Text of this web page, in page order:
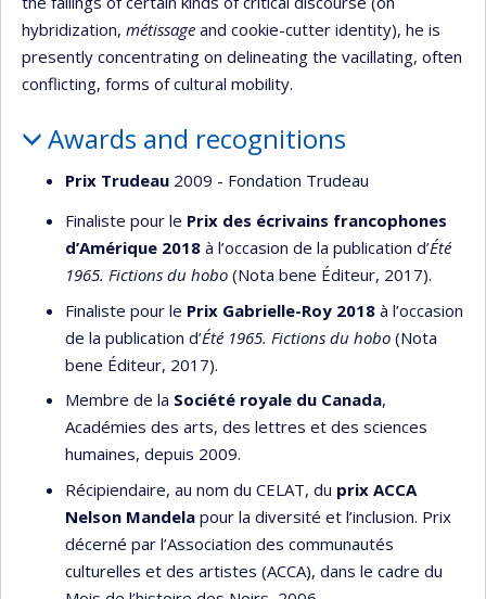
hybridization, métissage and cookie-cutter identity), he is
presently concentrating on delineating the vacillating, often
conflicting, forms of cultural mobility.
Awards and recognitions
Prix Trudeau 2009 - Fondation Trudeau
Finaliste pour le Prix des écrivains francophones
d’Amérique 2018 à l’occasion de la publication d’Été
1965. Fictions du hobo (Nota bene Éditeur, 2017).
Finaliste pour le Prix Gabrielle-Roy 2018 à l’occasion
de la publication d’Été 1965. Fictions du hobo (Nota
bene Éditeur, 2017).
Membre de la Société royale du Canada,
Académies des arts, des lettres et des sciences
humaines, depuis 2009.
Récipiendaire, au nom du CELAT, du prix ACCA
Nelson Mandela pour la diversité et l’inclusion. Prix
décerné par l’Association des communautés
culturelles et des artistes (ACCA), dans le cadre du